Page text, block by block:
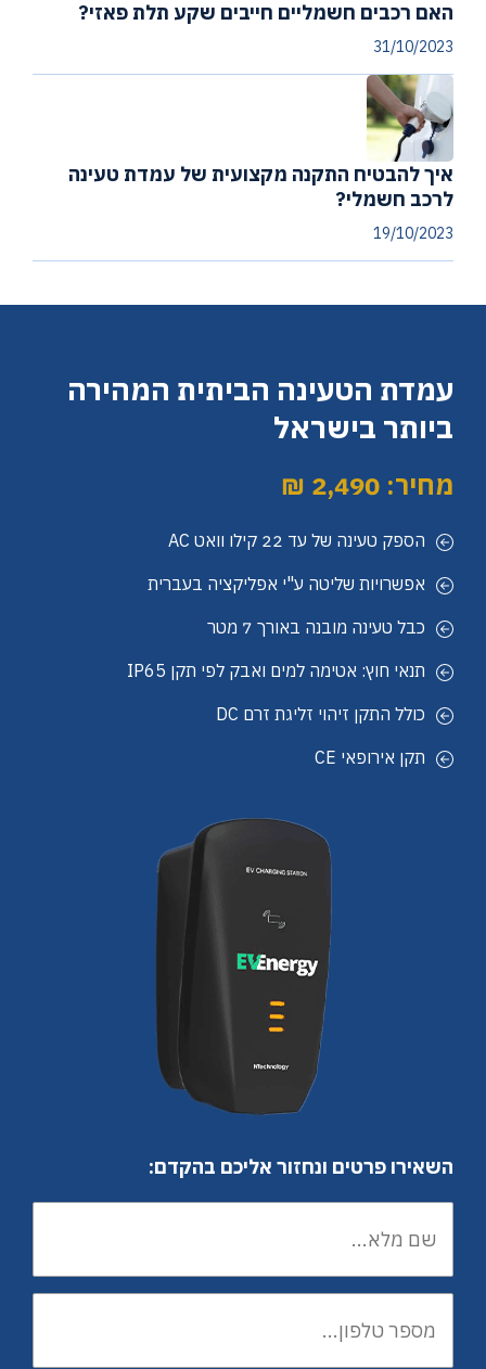
האם רכבים חשמליים חייבים שקע תלת פאזי?
31/10/2023
איך להבטיח התקנה מקצועית של עמדת טעינה
לרכב חשמלי?
19/10/2023
עמדת הטעינה הביתית המהירה
ביותר בישראל
מחיר: 2,490 ₪
הספק טעינה של עד 22 קילו וואט AC
אפשרויות שליטה ע"י אפליקציה בעברית
כבל טעינה מובנה באורך 7 מטר
תנאי חוץ: אטימה למים ואבק לפי תקן IP65
כולל התקן זיהוי זליגת זרם DC
תקן אירופאי CE
השאירו פרטים ונחזור אליכם בהקדם: